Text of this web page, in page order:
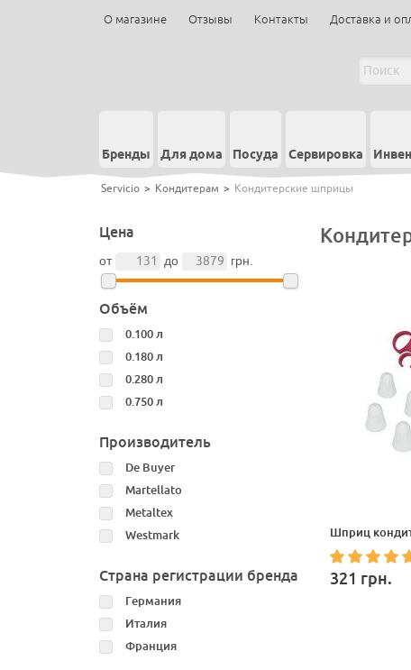
О магазине Отзывы Контакты Доставка и
Бренды Для дома Посуда Сервировка
Servicio > Кондитерам > Кондитерские шприцы
Цена
от до грн.
Объём
0.100 л
0.180 л
0.280 л
0.750 л
Производитель
De Buyer
Martellato
Metaltex
Westmark
Страна регистрации бренда
Германия
Италия
Франция
Шприц
321 грн.